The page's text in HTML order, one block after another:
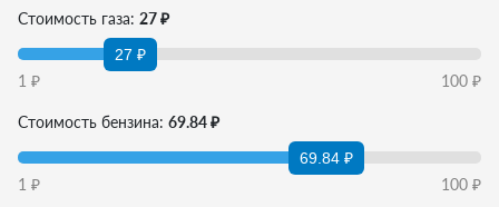
Стоимость газа: 27 ₽
27 ₽
1 ₽ 100 ₽
Стоимость бензина: 69.84 ₽
69.84 ₽
1 ₽ 100 ₽